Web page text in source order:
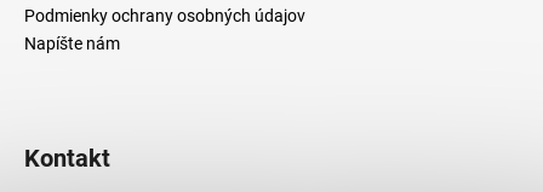
Podmienky ochrany osobných údajov
Napíšte nám
Kontakt